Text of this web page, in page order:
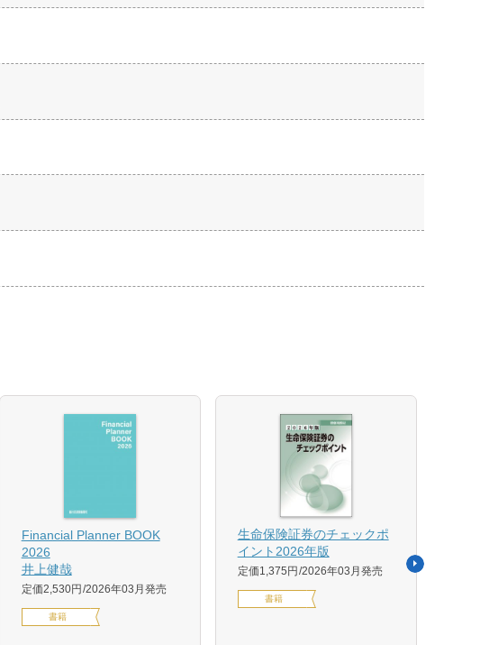
Financial Planner BOOK
2026
井上健哉
定価2,530円 2026年03月発売
書籍
生命保険証券のチェックポ
イント2026年版
定価1,375円 2026年03月発売
書籍